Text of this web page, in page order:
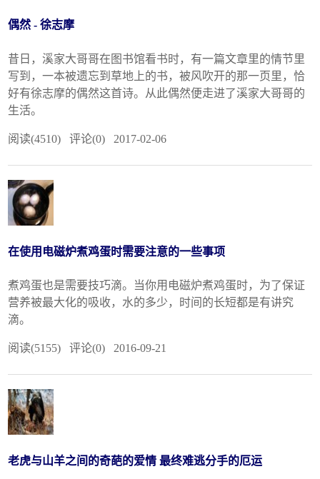
偶然 - 徐志摩
昔日，溪家大哥哥在图书馆看书时，有一篇文章里的情节里
写到，一本被遗忘到草地上的书，被风吹开的那一页里，恰
好有徐志摩的偶然这首诗。从此偶然便走进了溪家大哥哥的
生活。
阅读(4510) 评论(0) 2017-02-06
在使用电磁炉煮鸡蛋时需要注意的一些事项
煮鸡蛋也是需要技巧滴。当你用电磁炉煮鸡蛋时，为了保证
营养被最大化的吸收，水的多少，时间的长短都是有讲究
滴。
阅读(5155) 评论(0) 2016-09-21
老虎与山羊之间的奇葩的爱情 最终难逃分手的厄运